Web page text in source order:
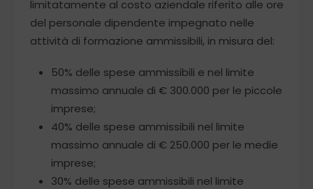
limitatamente al costo aziendale riferito alle ore
del personale dipendente impegnato nelle
attività di formazione ammissibili, in misura del:
50% delle spese ammissibili e nel limite
massimo annuale di € 300.000 per le piccole
imprese;
40% delle spese ammissibili nel limite
massimo annuale di € 250.000 per le medie
imprese;
30% delle spese ammissibili nel limite